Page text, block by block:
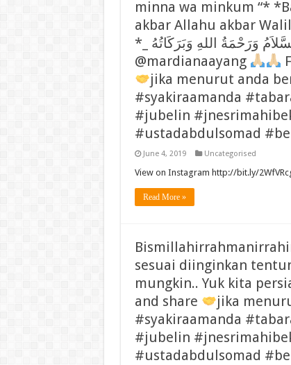
minna wa minkum “*
akbar Allahu akbar
*_ وَعَلَيْكُمْ السَّلاَمُ وَرَحْمَةُ اللهِ وَبَرَكَاتُهُ_* @ndarumantap dan
@mardianaayang
jika menurut anda
#syakiraamanda
#jubelin
#ustadabdulsomad
June 4, 2019 Uncategorised
View on Instagram http://bit.ly/
Read More »
sesuai diinginkan
mungkin.. Yuk kita
and share
jika
#syakiraamanda
#jubelin
#ustadabdulsomad